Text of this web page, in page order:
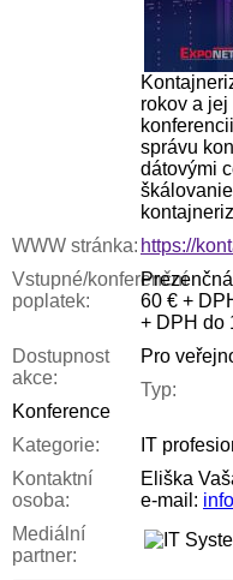
rokov a
správu
dátovými
WWW stránka: https://
Vstupné/konferenční
poplatek:
60 € +
+ DPH do
Dostupnost
akce:
Pro
Typ:
Konference
Kategorie:
IT
Kontaktní
osoba:
Eliška
e-mail:
Mediální
partner: